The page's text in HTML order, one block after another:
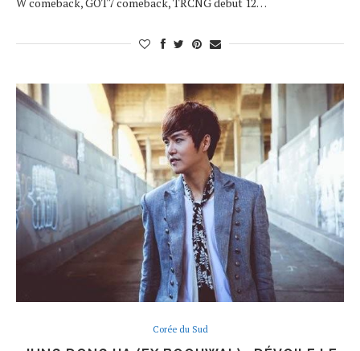
Corée du Sud